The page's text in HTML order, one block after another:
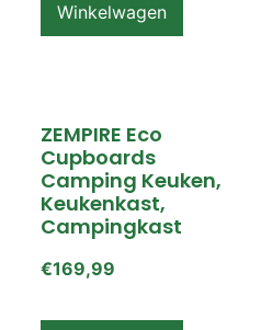
Winkelwagen
ZEMPIRE Eco
Cupboards
Camping Keuken,
Keukenkast,
Campingkast
€169,99